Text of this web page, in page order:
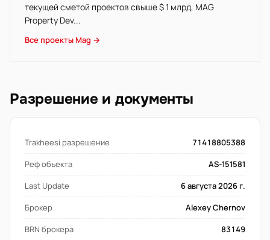
текущей сметой проектов свыше $ 1 млрд, MAG
Property Dev...
Все проекты Mag →
Разрешение и документы
Trakheesi разрешение
71418805388
Реф объекта
AS-151581
Last Update
6 августа 2026 г.
Брокер
Alexey Chernov
BRN брокера
83149